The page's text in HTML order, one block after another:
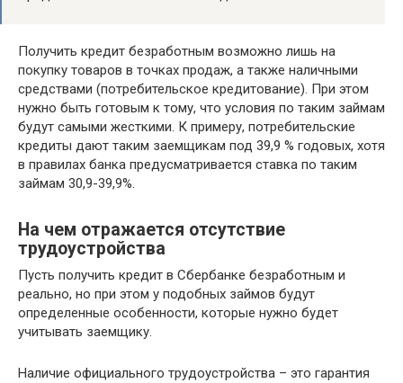
Получить кредит безработным возможно лишь на
покупку товаров в точках продаж, а также наличными
средствами (потребительское кредитование). При этом
нужно быть готовым к тому, что условия по таким займам
будут самыми жесткими. К примеру, потребительские
кредиты дают таким заемщикам под 39,9 % годовых, хотя
в правилах банка предусматривается ставка по таким
займам 30,9-39,9%.
На чем отражается отсутствие
трудоустройства
Пусть получить кредит в Сбербанке безработным и
реально, но при этом у подобных займов будут
определенные особенности, которые нужно будет
учитывать заемщику.
Наличие официального трудоустройства – это гарантия